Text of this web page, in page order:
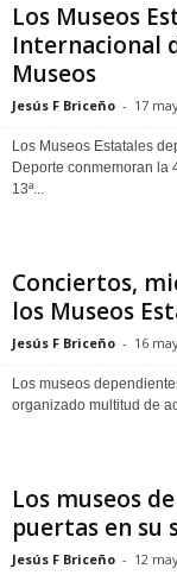
Los Museos
Internacional
Museos
Jesús F Briceño - 17
Los Museos Estatales
Deporte conmemoran la
13ª...
Conciertos,
los Museos
Jesús F Briceño - 16
Los museos
organizado multitud de
Los museos
puertas en su
Jesús F Briceño - 12